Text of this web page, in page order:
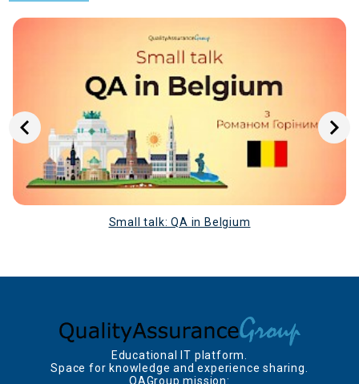
зазначається перелік інструментів, з якими ви
працювали над ним.
Також у цей розділ можна вносити власні Pet-проєкти.
Свої роботи можна створювати та заливати у мережу
GitHub
, посилання на власний профіль якої добавити
у розділ контакти.
ОСВІТА / Education
Тут зазначаєте (за наявності) форму та ступінь освіти,
яку ви здобули. Вкажіть назву навчального закладу
та спеціальність. Обов'язково вкажіть про додаткові
участь та по яких темах. Це вказує на те, що
Навчання у школі\ліцеї в резюме НЕ зазначаємо.
МОВИ / Languages
Small talk: QA in Belgium
Educational IT platform.
Space for knowledge and experience sharing.
QAGroup mission: